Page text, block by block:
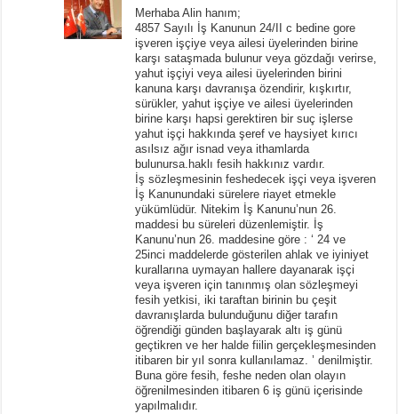
Merhaba Alin hanım;
4857 Sayılı İş Kanunun 24/II c bedine gore
işveren işçiye veya ailesi üyelerinden birine
karşı sataşmada bulunur veya gözdağı verirse,
yahut işçiyi veya ailesi üyelerinden birini
kanuna karşı davranışa özendirir, kışkırtır,
sürükler, yahut işçiye ve ailesi üyelerinden
birine karşı hapsi gerektiren bir suç işlerse
yahut işçi hakkında şeref ve haysiyet kırıcı
asılsız ağır isnad veya ithamlarda
bulunursa.haklı fesih hakkınız vardır.
İş sözleşmesinin feshedecek işçi veya işveren
İş Kanunundaki sürelere riayet etmekle
yükümlüdür. Nitekim İş Kanunu’nun 26.
maddesi bu süreleri düzenlemiştir. İş
Kanunu’nun 26. maddesine göre : ‘ 24 ve
25inci maddelerde gösterilen ahlak ve iyiniyet
kurallarına uymayan hallere dayanarak işçi
veya işveren için tanınmış olan sözleşmeyi
fesih yetkisi, iki taraftan birinin bu çeşit
davranışlarda bulunduğunu diğer tarafın
öğrendiği günden başlayarak altı iş günü
geçtikren ve her halde fiilin gerçekleşmesinden
itibaren bir yıl sonra kullanılamaz. ’ denilmiştir.
Buna göre fesih, feshe neden olan olayın
öğrenilmesinden itibaren 6 iş günü içerisinde
yapılmalıdır.